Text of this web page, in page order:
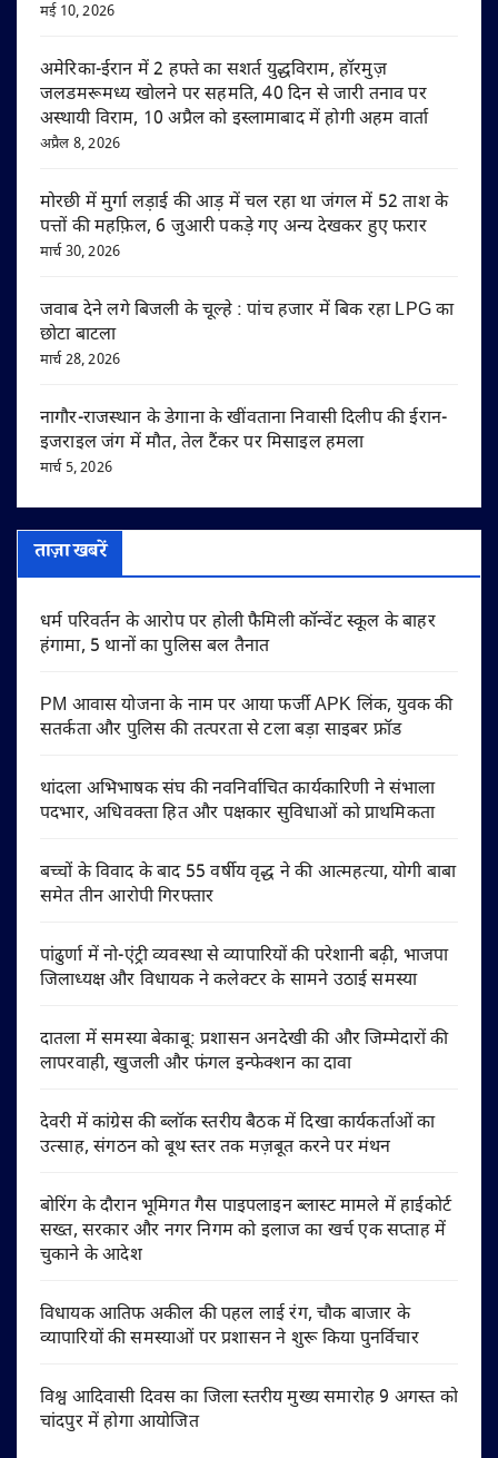
मई 10, 2026
अमेरिका-ईरान में 2 हफ्ते का सशर्त युद्धविराम, हॉरमुज़
जलडमरूमध्य खोलने पर सहमति, 40 दिन से जारी तनाव पर
अस्थायी विराम, 10 अप्रैल को इस्लामाबाद में होगी अहम वार्ता
अप्रैल 8, 2026
मोरछी में मुर्गा लड़ाई की आड़ में चल रहा था जंगल में 52 ताश के
पत्तों की महफ़िल, 6 जुआरी पकड़े गए अन्य देखकर हुए फरार
मार्च 30, 2026
जवाब देने लगे बिजली के चूल्हे : पांच हजार में बिक रहा LPG का
छोटा बाटला
मार्च 28, 2026
नागौर-राजस्थान के डेगाना के खींवताना निवासी दिलीप की ईरान-
इजराइल जंग में मौत, तेल टैंकर पर मिसाइल हमला
मार्च 5, 2026
ताज़ा खबरें
धर्म परिवर्तन के आरोप पर होली फैमिली कॉन्वेंट स्कूल के बाहर
हंगामा, 5 थानों का पुलिस बल तैनात
PM आवास योजना के नाम पर आया फर्जी APK लिंक, युवक की
सतर्कता और पुलिस की तत्परता से टला बड़ा साइबर फ्रॉड
थांदला अभिभाषक संघ की नवनिर्वाचित कार्यकारिणी ने संभाला
पदभार, अधिवक्ता हित और पक्षकार सुविधाओं को प्राथमिकता
बच्चों के विवाद के बाद 55 वर्षीय वृद्ध ने की आत्महत्या, योगी बाबा
समेत तीन आरोपी गिरफ्तार
पांढुर्णा में नो-एंट्री व्यवस्था से व्यापारियों की परेशानी बढ़ी, भाजपा
जिलाध्यक्ष और विधायक ने कलेक्टर के सामने उठाई समस्या
दातला में समस्या बेकाबू: प्रशासन अनदेखी की और जिम्मेदारों की
लापरवाही, खुजली और फंगल इन्फेक्शन का दावा
देवरी में कांग्रेस की ब्लॉक स्तरीय बैठक में दिखा कार्यकर्ताओं का
उत्साह, संगठन को बूथ स्तर तक मज़बूत करने पर मंथन
बोरिंग के दौरान भूमिगत गैस पाइपलाइन ब्लास्ट मामले में हाईकोर्ट
सख्त, सरकार और नगर निगम को इलाज का खर्च एक सप्ताह में
चुकाने के आदेश
विधायक आतिफ अकील की पहल लाई रंग, चौक बाजार के
व्यापारियों की समस्याओं पर प्रशासन ने शुरू किया पुनर्विचार
विश्व आदिवासी दिवस का जिला स्तरीय मुख्य समारोह 9 अगस्त को
चांदपुर में होगा आयोजित